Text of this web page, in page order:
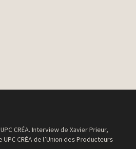
CRÉA. Interview de Xavier Prieur,
CRÉA de l’Union des Producteurs